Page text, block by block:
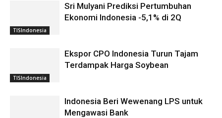
TISIndonesia
Sri Mulyani Prediksi Pertumbuhan
Ekonomi Indonesia -5,1% di 2Q
TISIndonesia
Ekspor CPO Indonesia Turun Tajam
Terdampak Harga Soybean
Indonesia Beri Wewenang LPS untuk
Mengawasi Bank